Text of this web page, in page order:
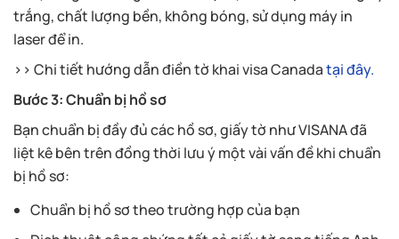
trắng, chất lượng bền, không bóng, sử dụng máy in
laser để in.
>> Chi tiết hướng dẫn điền tờ khai visa Canadatại đây.
Bước 3: Chuẩn bị hồ sơ
Bạn chuẩn bị đầy đủ các hồ sơ, giấy tờ như VISANA đã
liệt kê bên trên đồng thời lưu ý một vài vấn đề khi chuẩn
bị hồ sơ:
Chuẩn bị hồ sơ theo trường hợp của bạn